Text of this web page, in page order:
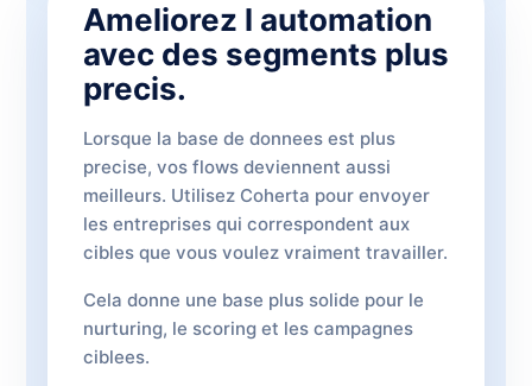
Ameliorez l automation
avec des segments plus
precis.
Lorsque la base de donnees est plus
precise, vos flows deviennent aussi
meilleurs. Utilisez Coherta pour envoyer
les entreprises qui correspondent aux
cibles que vous voulez vraiment travailler.
Cela donne une base plus solide pour le
nurturing, le scoring et les campagnes
ciblees.